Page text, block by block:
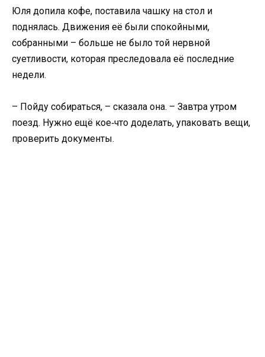
Юля допила кофе, поставила чашку на стол и
поднялась. Движения её были спокойными,
собранными – больше не было той нервной
суетливости, которая преследовала её последние
недели.
– Пойду собираться, – сказала она. – Завтра утром
поезд. Нужно ещё кое‑что доделать, упаковать вещи,
проверить документы.